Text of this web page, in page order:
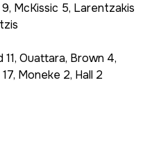
McKissic 5, Larentzakis
11, Ouattara, Brown 4,
Moneke 2, Hall 2